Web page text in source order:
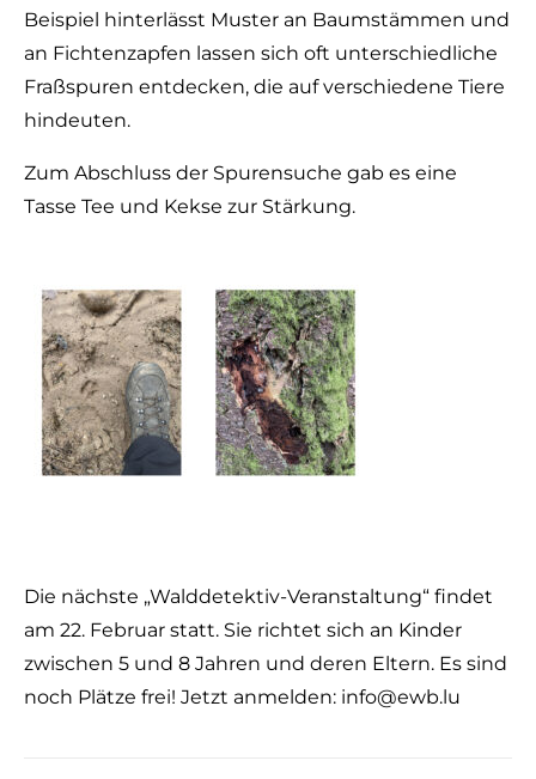
Beispiel hinterlässt Muster an Baumstämmen und
an Fichtenzapfen lassen sich oft unterschiedliche
Fraßspuren entdecken, die auf verschiedene Tiere
hindeuten.
Zum Abschluss der Spurensuche gab es eine
Tasse Tee und Kekse zur Stärkung.
Die nächste „Walddetektiv-Veranstaltung“ findet
am 22. Februar statt. Sie richtet sich an Kinder
zwischen 5 und 8 Jahren und deren Eltern. Es sind
noch Plätze frei! Jetzt anmelden: info@ewb.lu